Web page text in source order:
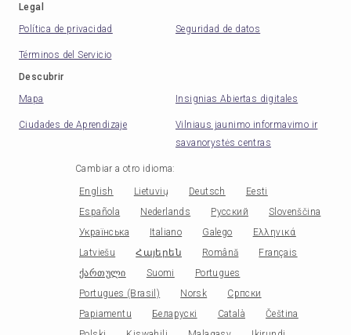
Legal
Política de privacidad
Seguridad de datos
Términos del Servicio
Descubrir
Mapa
Insignias Abiertas digitales
Ciudades de Aprendizaje
Vilniaus jaunimo informavimo ir
savanorystės centras
Cambiar a otro idioma:
English Lietuvių Deutsch
Eesti
Española
Nederlands Русский
Slovenščina
Українська
Italiano Galego
Ελληνικά
Latviešu
Հայերեն Română
Français
ქართული
Suomi
Portugues
Portugues (Brasil)
Norsk
Српски
Papiamentu
Беларускі Català
Čeština